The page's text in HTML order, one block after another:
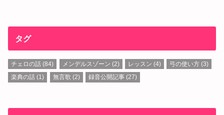
タグ
チェロの話 (84) メンデルスゾーン (2) レッスン (4) 弓の使い方 (3)
楽典の話 (1) 無言歌 (2) 録音公開記事(27)